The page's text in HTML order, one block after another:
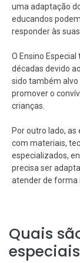
uma adaptação
educandos
responder às
O Ensino
décadas devido
sido também alvo
promover o
crianças.
Por outro lado,
com materiais,
especializados,
precisa ser
atender de forma
Quais